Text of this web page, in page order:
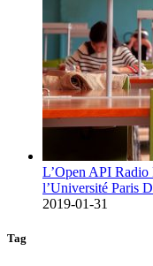
L’Open API Radio
l’Université Paris
2019-01-31
Tag